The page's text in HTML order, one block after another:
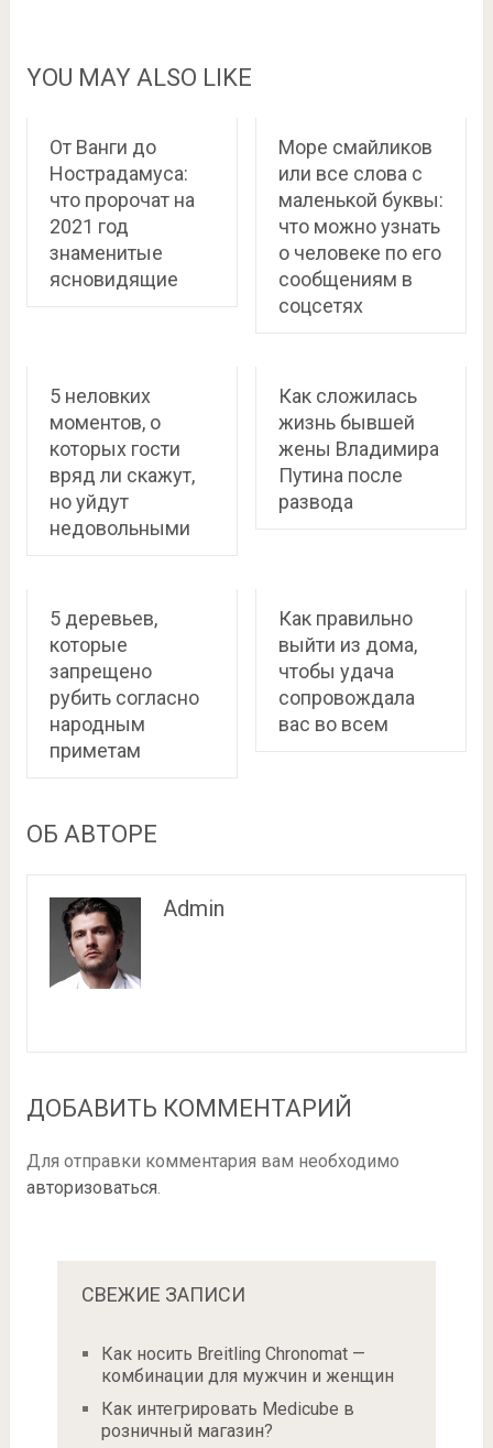
YOU MAY ALSO LIKE
От Ванги до
Нострадамуса:
что пророчат на
2021 год
знаменитые
ясновидящие
Море смайликов
или все слова с
маленькой буквы:
что можно узнать
о человеке по его
сообщениям в
соцсетях
5 неловких
моментов, о
которых гости
вряд ли скажут,
но уйдут
недовольными
Как сложилась
жизнь бывшей
жены Владимира
Путина после
развода
5 деревьев,
которые
запрещено
рубить согласно
народным
приметам
Как правильно
выйти из дома,
чтобы удача
сопровождала
вас во всем
ОБ АВТОРЕ
Admin
ДОБАВИТЬ КОММЕНТАРИЙ
Для отправки комментария вам необходимо
авторизоваться.
СВЕЖИЕ ЗАПИСИ
Как носить Breitling Chronomat —
комбинации для мужчин и женщин
Как интегрировать Medicube в
розничный магазин?